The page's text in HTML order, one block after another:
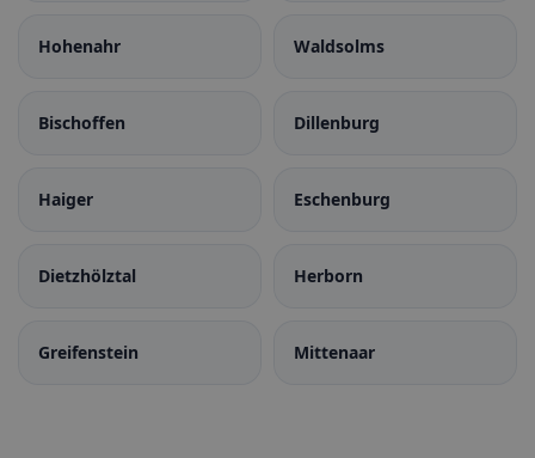
Hohenahr Waldsolms
Bischoffen Dillenburg
Haiger Eschenburg
Dietzhölztal Herborn
Greifenstein Mittenaar